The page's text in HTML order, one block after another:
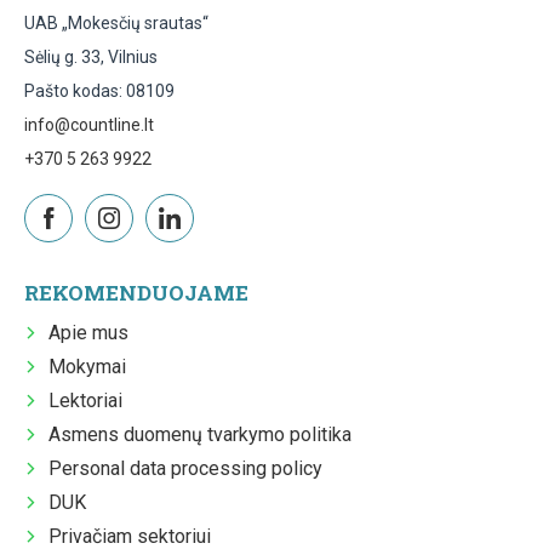
UAB „Mokesčių srautas“
Sėlių g. 33, Vilnius
Pašto kodas: 08109
info@countline.lt
+370 5 263 9922
REKOMENDUOJAME
Apie mus
Mokymai
Lektoriai
Asmens duomenų tvarkymo politika
Personal data processing policy
DUK
Privačiam sektoriui